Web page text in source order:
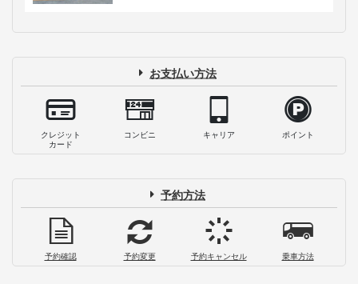
お支払い方法
クレジット
カード
コンビニ キャリア ポイント
予約方法
予約確認 予約変更 予約キャンセル 乗車方法